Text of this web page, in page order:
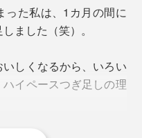
、余すところなくおい
てくれる“ごちそう調味
か？
った私は、1カ月の間に
ました（笑）。
しくなるから、いろい
イペースつぎ足しの理